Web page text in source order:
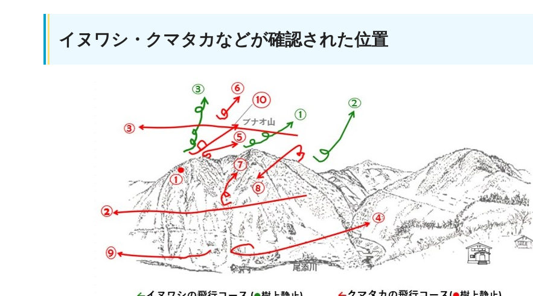
イヌワシ・クマタカなどが確認された位置